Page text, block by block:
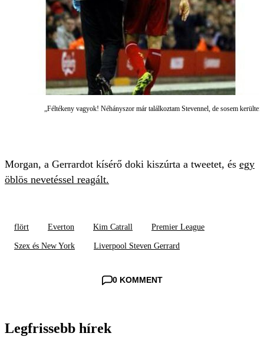
„Féltékeny vagyok! Néhányszor már találkoztam Stevennel, de sosem
Morgan, a Gerrardot kísérő doki kiszúrta a tweetet, és egy
öblös nevetéssel reagált.
flört Everton Kim Catrall Premier League
Szex és New York Liverpool Steven Gerrard
0 KOMMENT
Legfrissebb hírek